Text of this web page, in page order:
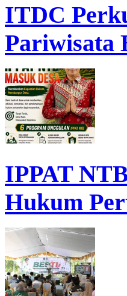
ITDC
Pariwisata
IPPAT
Hukum